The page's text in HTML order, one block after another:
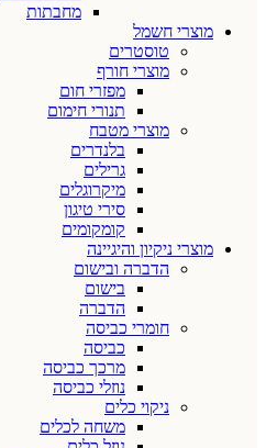
מחבתות
מוצרי חשמל
טוסטרים
מוצרי חורף
מפזרי חום
תנורי חימום
מוצרי מטבח
בלנדרים
גרילים
מיקרוגלים
סירי טיגון
קומקומים
מוצרי ניקיון והיגיינה
הדברה ובישום
בישום
הדברה
חומרי כביסה
כביסה
מרכך כביסה
נוזלי כביסה
ניקוי כלים
משחה לכלים